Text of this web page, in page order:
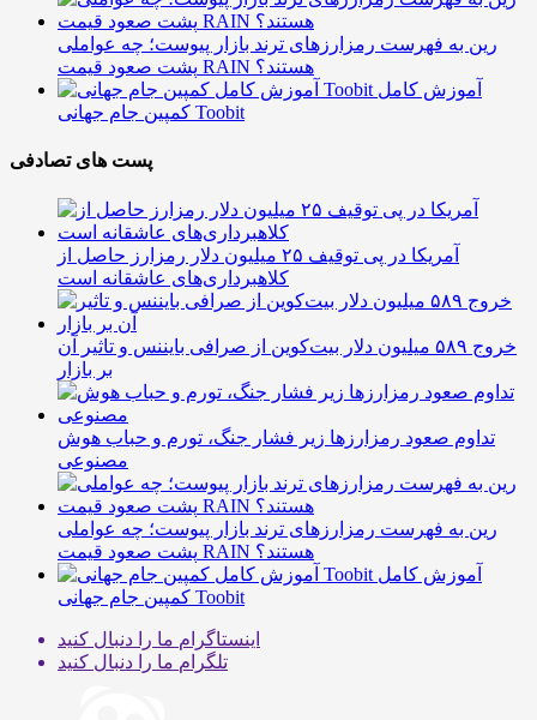
رین به فهرست رمزارزهای ترند بازار پیوست؛ چه عواملی
پشت صعود قیمت RAIN هستند؟
آموزش کامل
کمپین جام جهانی Toobit
پست های تصادفی
آمریکا در پی توقیف ۲۵ میلیون دلار رمزارز حاصل از
کلاهبرداری‌های عاشقانه است
خروج ۵۸۹ میلیون دلار بیت‌کوین از صرافی بایننس و تاثیر آن
بر بازار
تداوم صعود رمزارزها زیر فشار جنگ، تورم و حباب هوش
مصنوعی
رین به فهرست رمزارزهای ترند بازار پیوست؛ چه عواملی
پشت صعود قیمت RAIN هستند؟
آموزش کامل
کمپین جام جهانی Toobit
اینستاگرام ما را دنبال کنید
تلگرام ما را دنبال کنید